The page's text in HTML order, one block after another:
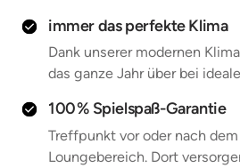
immer das perfekte Klima
Dank unserer modernen
das ganze Jahr über bei
100 % Spielspaß-Garantie
Treffpunkt vor oder nach
Loungebereich. Dort